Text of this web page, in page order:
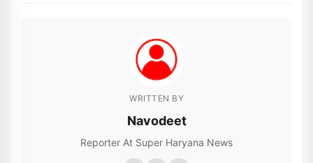
WRITTEN BY
Navodeet
Reporter At Super Haryana News